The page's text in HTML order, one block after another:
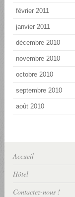
février 2011
janvier 2011
décembre 2010
novembre 2010
octobre 2010
septembre 2010
août 2010
Accueil
Hôtel
Contactez-nous !